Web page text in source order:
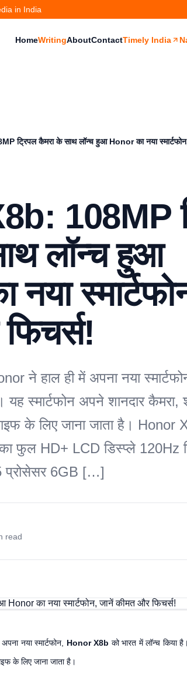
in India
HomeWritingAboutContactTimely India
ट्रिपल कैमरा के साथ लॉन्च हुआ Honor का नया
108MP
लॉन्च हुआ
Honor ने हाल ही में अपना नया
यह स्मार्टफोन अपने शानदार कैमरा,
के लिए जाना जाता है।
फुल HD+ LCD डिस्प्ले 120Hz
प्रोसेसर 6GB […]
read
नया स्मार्टफोन, Honor X8b को भारत में लॉन्च किया
के लिए जाना जाता है।